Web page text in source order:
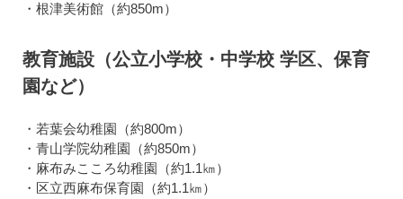
・根津美術館（約850m）
教育施設（公立小学校・中学校 学区、保育
園など）
・若葉会幼稚園（約800m）
・青山学院幼稚園（約850m）
・麻布みこころ幼稚園（約1.1㎞）
・区立西麻布保育園（約1.1㎞）